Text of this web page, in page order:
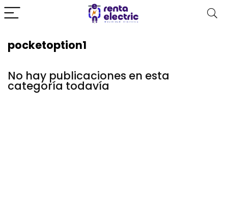
pocketoption1
No hay publicaciones en esta
categoría todavía